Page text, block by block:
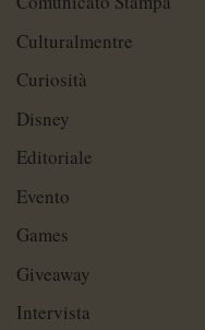
Culturalmentre
Curiosità
Disney
Editoriale
Evento
Games
Giveaway
Intervista